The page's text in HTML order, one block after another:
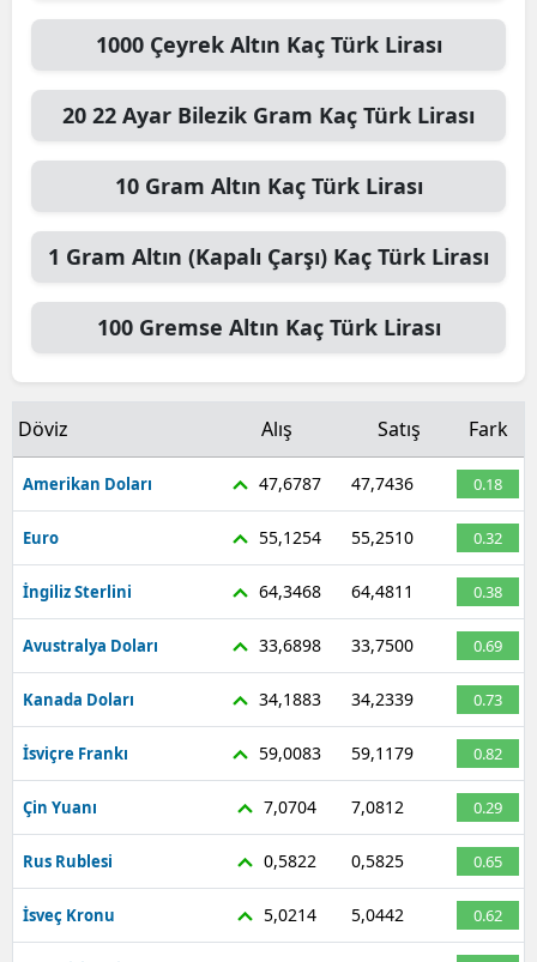
1000 Çeyrek Altın Kaç Türk Lirası
20 22 Ayar Bilezik Gram Kaç Türk Lirası
10 Gram Altın Kaç Türk Lirası
1 Gram Altın (Kapalı Çarşı) Kaç Türk Lirası
100 Gremse Altın Kaç Türk Lirası
Döviz Alış Satış Fark
Amerikan Doları 47,6787 47,7436 0.18
Euro 55,1254 55,2510 0.32
İngiliz Sterlini 64,3468 64,4811 0.38
Avustralya Doları 33,6898 33,7500 0.69
Kanada Doları 34,1883 34,2339 0.73
İsviçre Frankı 59,0083 59,1179 0.82
Çin Yuanı 7,0704 7,0812 0.29
Rus Rublesi 0,5822 0,5825 0.65
İsveç Kronu 5,0214 5,0442 0.62